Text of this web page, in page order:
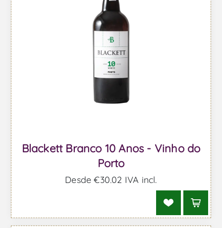
Blackett Branco 10 Anos - Vinho do
Porto
Desde €30,02 IVA incl.